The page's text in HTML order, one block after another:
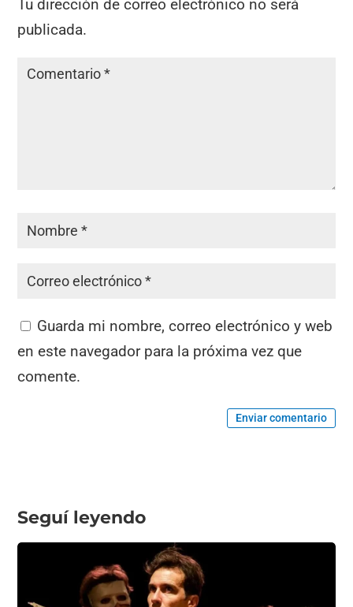
Tu dirección de correo electrónico no será
publicada.
Guarda mi nombre, correo electrónico y web
en este navegador para la próxima vez que
comente.
Enviar comentario
Seguí leyendo